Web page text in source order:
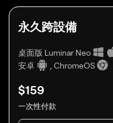
永久跨設備
桌面版 Luminar Neo
安卓
ChromeOS
$159
一次性付款